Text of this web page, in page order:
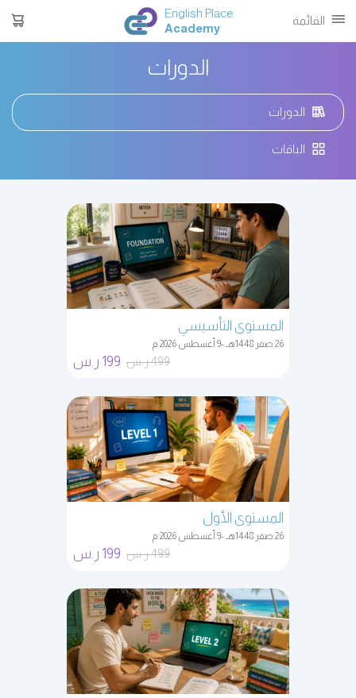
القائمة
English Place
Academy
الدورات
الدورات
الباقات
المستوى التأسيسي
26 صفر 1448هـ -9 أغسطس 2026 م
499 ر.س 199 ر.س
المستوى الأول
26 صفر 1448هـ -9 أغسطس 2026 م
499 ر.س 199 ر.س